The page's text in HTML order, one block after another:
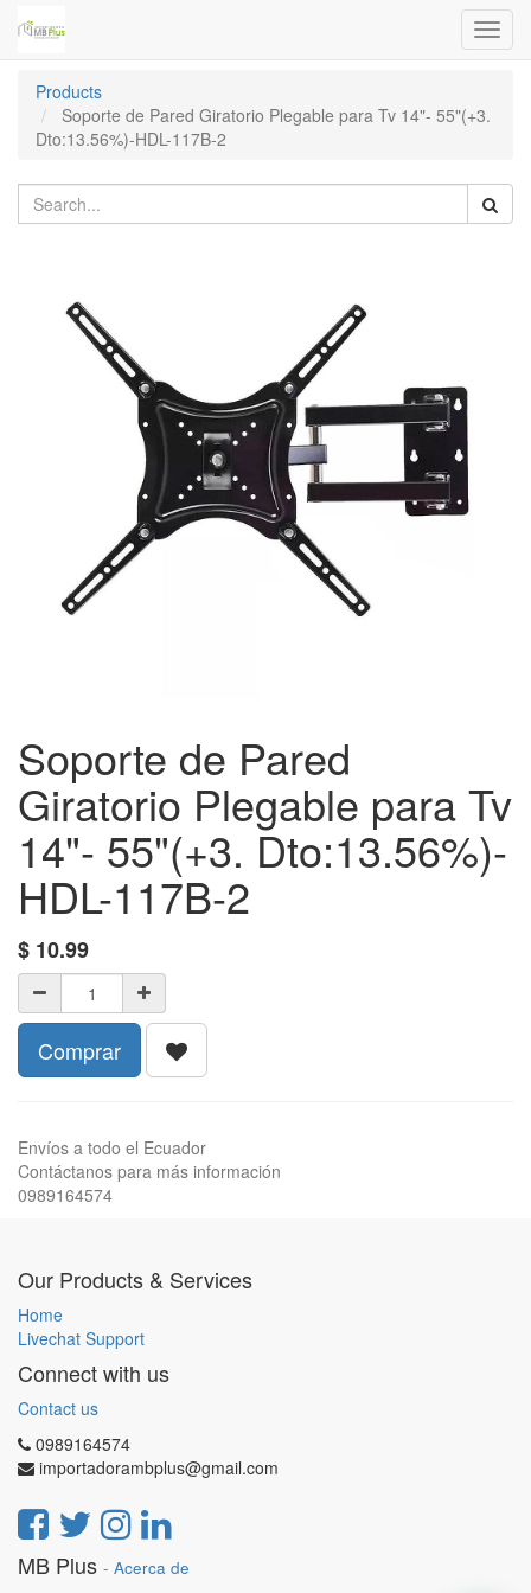
Products
Soporte de Pared Giratorio Plegable para Tv 14"- 55"(+3.
Dto:13.56%)-HDL-117B-2
Soporte de Pared
Giratorio Plegable para Tv
14"- 55"(+3. Dto:13.56%)-
HDL-117B-2
$ 10.99
Comprar
Envíos a todo el Ecuador
Contáctanos para más información
0989164574
Our Products & Services
Home
Livechat Support
Connect with us
Contact us
0989164574
importadorambplus@gmail.com
MB Plus - Acerca de